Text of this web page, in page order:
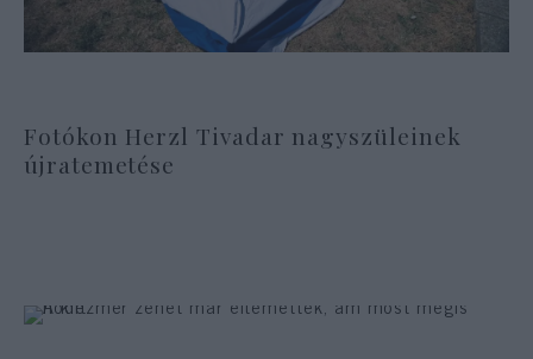
Fotókon Herzl Tivadar nagyszüleinek
újratemetése